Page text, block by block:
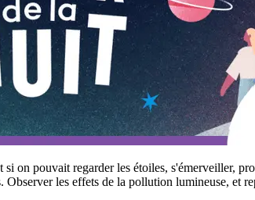
on pouvait regarder les étoiles, s'émerveiller,
les effets de la pollution lumineuse, et